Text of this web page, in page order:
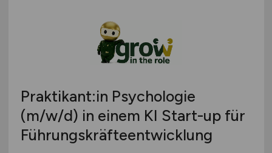
Praktikant:in Psychologie
(m/w/d) in einem KI Start-up für
Führungskräfteentwicklung